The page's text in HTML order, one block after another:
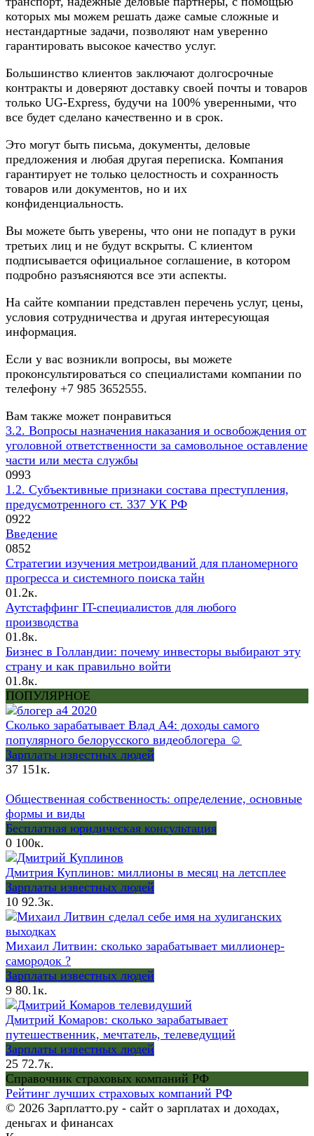
которых мы можем решать даже самые сложные и
нестандартные задачи, позволяют нам уверенно
гарантировать высокое качество услуг.
Большинство клиентов заключают долгосрочные
контракты и доверяют доставку своей почты и товаров
только UG-Express, будучи на 100% уверенными, что
все будет сделано качественно и в срок.
Это могут быть письма, документы, деловые
предложения и любая другая переписка. Компания
гарантирует не только целостность и сохранность
товаров или документов, но и их
конфиденциальность.
Вы можете быть уверены, что они не попадут в руки
третьих лиц и не будут вскрыты. С клиентом
подписывается официальное соглашение, в котором
подробно разъясняются все эти аспекты.
На сайте компании представлен перечень услуг, цены,
условия сотрудничества и другая интересующая
информация.
Если у вас возникли вопросы, вы можете
проконсультироваться со специалистами компании по
телефону +7 985 3652555.
Вам также может понравиться
3.2. Вопросы назначения наказания и освобождения от
уголовной ответственности за самовольное оставление
части или места службы
0993
1.2. Субъективные признаки состава преступления,
предусмотренного ст. 337 УК РФ
0922
Введение
0852
Стратегии изучения метроидваний для планомерного
прогресса и системного поиска тайн
01.2к.
Аутстаффинг IT-специалистов для любого
производства
01.8к.
Бизнес в Голландии: почему инвесторы выбирают эту
страну и как правильно войти
01.8к.
ПОПУЛЯРНОЕ
Сколько зарабатывает Влад А4: доходы самого
популярного белорусского видеоблогера ☺
Зарплаты известных людей
37 151к.
Общественная собственность: определение, основные
формы и виды
Бесплатная юридическая консультация
0 100к.
Дмитрия Куплинов: миллионы в месяц на летсплее
Зарплаты известных людей
10 92.3к.
Михаил Литвин: сколько зарабатывает миллионер-
самородок ?
Зарплаты известных людей
9 80.1к.
Дмитрий Комаров: сколько зарабатывает
путешественник, мечтатель, телеведущий
Зарплаты известных людей
25 72.7к.
Справочник страховых компаний РФ
Рейтинг лучших страховых компаний РФ
© 2026 Зарплатто.ру - сайт о зарплатах и доходах,
деньгах и финансах